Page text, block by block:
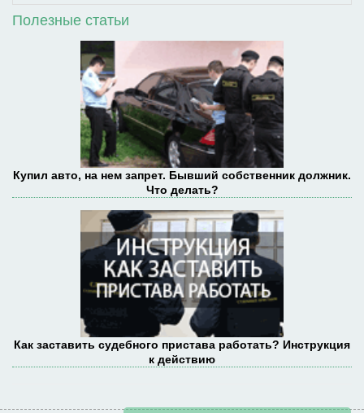
Полезные статьи
Купил авто, на нем запрет. Бывший собственник должник.
Что делать?
Как заставить судебного пристава работать? Инструкция
к действию